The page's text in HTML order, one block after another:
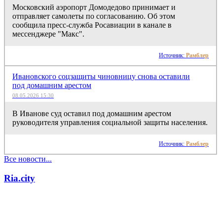
Московский аэропорт Домодедово принимает и
отправляет самолеты по согласованию. Об этом
сообщила пресс-служба Росавиации в канале в
мессенджере "Макс".
Источник: Рамблер
Ивановского соцзащиты чиновницу снова оставили
под домашним арестом
08.05.2026 15:30
В Иванове суд оставил под домашним арестом
руководителя управления социальной защиты населения.
Источник: Рамблер
Все новости...
Ria.city